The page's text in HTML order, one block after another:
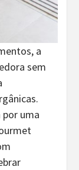
a
sem
por uma